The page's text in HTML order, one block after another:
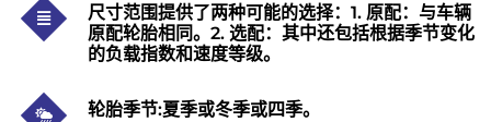
尺寸范围提供了两种可能的选择：1. 原配：与车辆
原配轮胎相同。2. 选配：其中还包括根据季节变化
的负载指数和速度等级。
轮胎季节:夏季或冬季或四季。